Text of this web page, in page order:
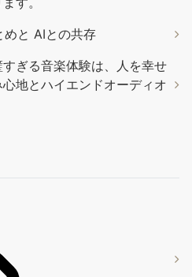
と AIとの共存
すぎる音楽体験は、人を幸せ
地とハイエンドオーディオ